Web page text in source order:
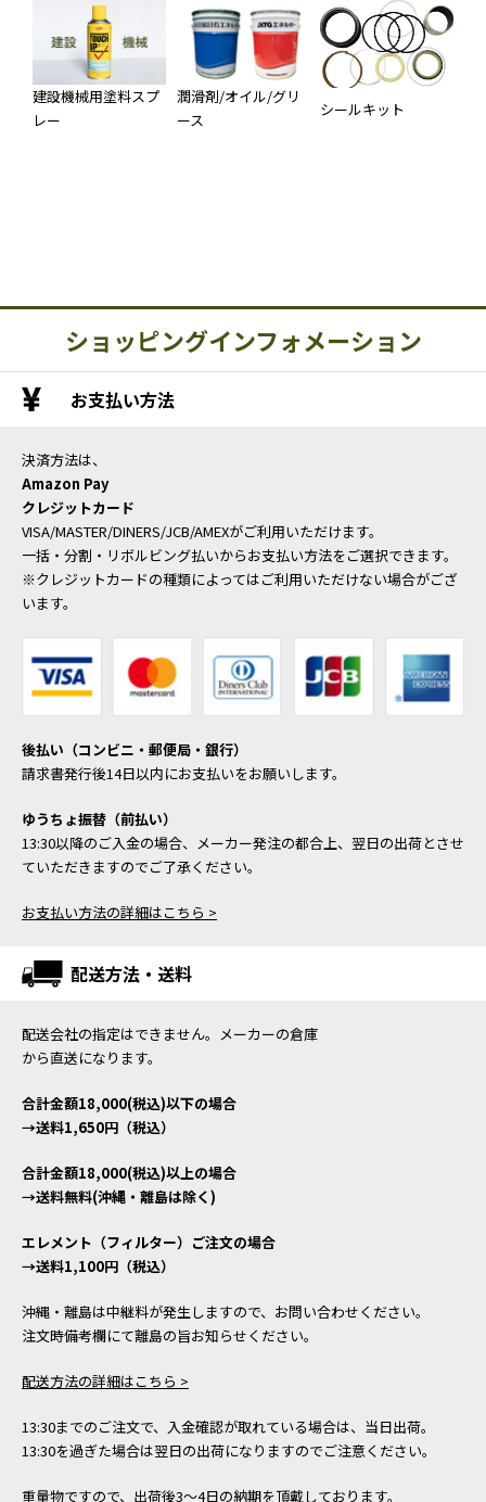
建設機械用塗料スプ
レー
潤滑剤/オイル/グリ
ース
シールキット
ショッピングインフォメーション
お支払い方法
決済方法は、
Amazon Pay
クレジットカード
VISA/MASTER/DINERS/JCB/AMEXがご利用いただけます。
一括・分割・リボルビング払いからお支払い方法をご選択できます。
※クレジットカードの種類によってはご利用いただけない場合がござ
います。
後払い（コンビニ・郵便局・銀行）
請求書発行後14日以内にお支払いをお願いします。
ゆうちょ振替（前払い）
13:30以降のご入金の場合、メーカー発注の都合上、翌日の出荷とさせ
ていただきますのでご了承ください。
お支払い方法の詳細はこちら >
配送方法・送料
配送会社の指定はできません。メーカーの倉庫
から直送になります。
合計金額18,000(税込)以下の場合
→送料1,650円（税込）
合計金額18,000(税込)以上の場合
→送料無料(沖縄・離島は除く)
エレメント（フィルター）ご注文の場合
→送料1,100円（税込）
沖縄・離島は中継料が発生しますので、お問い合わせください。
注文時備考欄にて離島の旨お知らせください。
配送方法の詳細はこちら >
13:30までのご注文で、入金確認が取れている場合は、当日出荷。
13:30を過ぎた場合は翌日の出荷になりますのでご注意ください。
重量物ですので、出荷後3～4日の納期を頂戴しております。